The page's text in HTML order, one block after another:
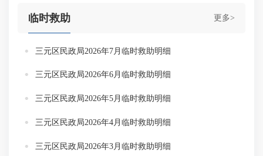
更多>
临时救助
三元区民政局2026年7月临时救助明细
三元区民政局2026年6月临时救助明细
三元区民政局2026年5月临时救助明细
三元区民政局2026年4月临时救助明细
三元区民政局2026年3月临时救助明细